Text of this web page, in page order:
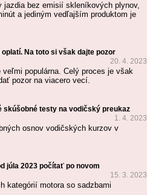
jazdia bez emisií skleníkových plynov,
a jediným vedľajším produktom je
Na toto si však dajte pozor
20. 4. 2023
veľmi populárna. Celý proces je však
pozor na viacero vecí.
skúšobné testy na vodičský preukaz
1. 4. 2023
osnov vodičských kurzov v
júla 2023 počítať po novom
15. 3. 2023
kategórií motora so sadzbami